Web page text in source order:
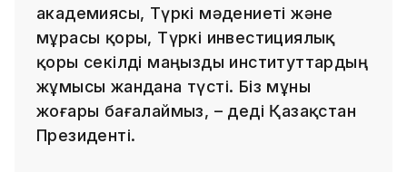
академиясы, Түркі мәдениеті және
мұрасы қоры, Түркі инвестициялық
қоры секілді маңызды институттардың
жұмысы жандана түсті. Біз мұны
жоғары бағалаймыз, – деді Қазақстан
Президенті.